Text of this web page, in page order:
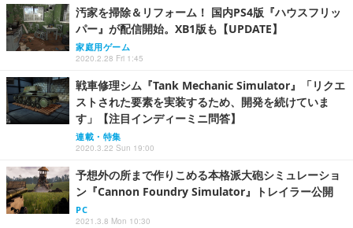
汚家を掃除＆リフォーム！ 国内PS4版『ハウスフリッ
パー』が配信開始。XB1版も【UPDATE】
家庭用ゲーム
2020.2.28 Fri 1:45
戦車修理シム『Tank Mechanic Simulator』「リクエ
ストされた要素を実装するため、開発を続けていま
す」【注目インディーミニ問答】
連載・特集
2020.3.22 Sun 19:00
予想外の所まで作りこめる本格派大砲シミュレーショ
ン『Cannon Foundry Simulator』トレイラー公開
PC
2021.3.8 Mon 10:30